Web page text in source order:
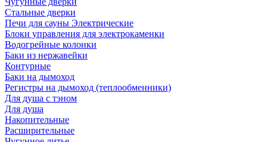
Стальные дверки
Печи для сауны Электрические
Блоки управления для электрокаменки
Водогрейные колонки
Баки из нержавейки
Контурные
Баки на дымоход
Регистры на дымоход (теплообменники)
Для душа с тэном
Для душа
Накопительные
Расширительные